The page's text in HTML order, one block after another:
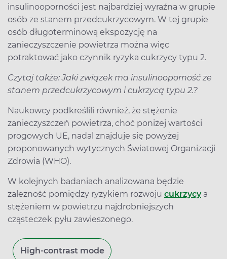
insulinooporności jest najbardziej wyraźna w grupie
osób ze stanem przedcukrzycowym. W tej grupie
osób długoterminową ekspozycję na
zanieczyszczenie powietrza można więc
potraktować jako czynnik ryzyka cukrzycy typu 2.
Czytaj także: Jaki związek ma insulinooporność ze
stanem przedcukrzycowym i cukrzycą typu 2.?
Naukowcy podkreślili również, że stężenie
zanieczyszczeń powietrza, choć poniżej wartości
progowych UE, nadal znajduje się powyżej
proponowanych wytycznych Światowej Organizacji
Zdrowia (WHO).
W kolejnych badaniach analizowana będzie
zależność pomiędzy ryzykiem rozwoju cukrzycya
stężeniem w powietrzu najdrobniejszych
cząsteczek pyłu zawieszonego.
High-contrast mode